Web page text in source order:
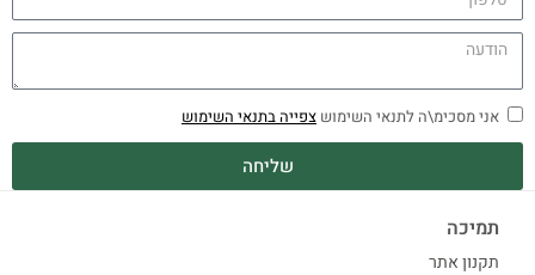
אני מסכימ\ה לתנאי השימוש צפייה בתנאי השימוש
שליחה
תמיכה
תקנון אתר